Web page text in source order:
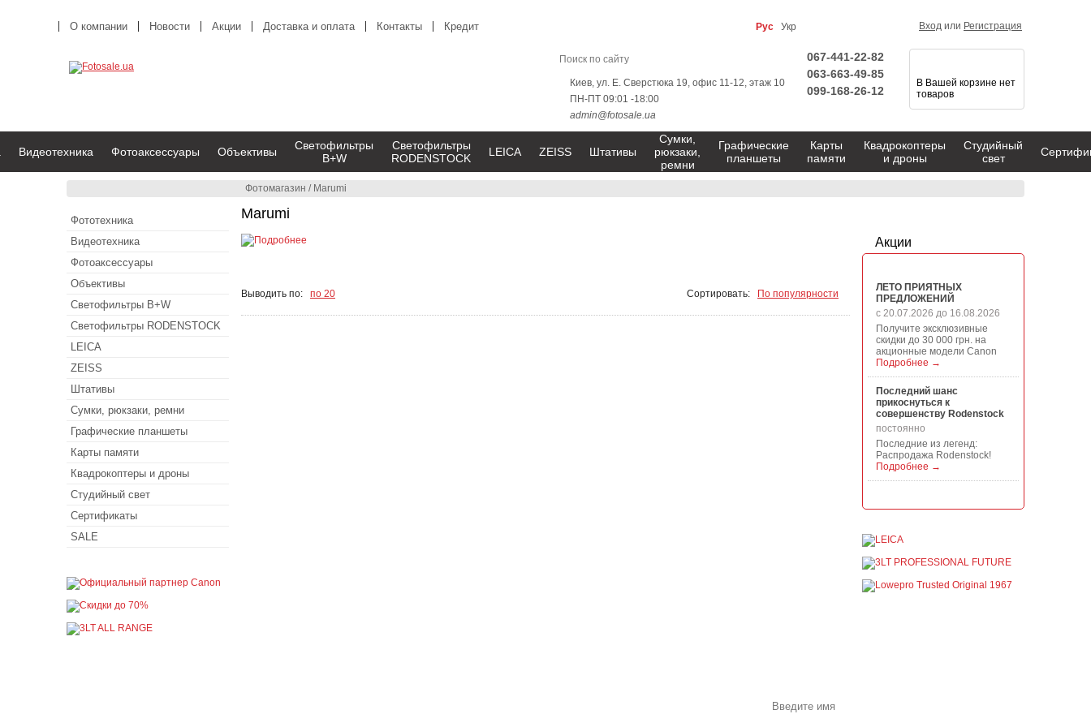
Фотомагазин / Marumi
Marumi
Выводить по: по 20 Сортировать: По популярности
Акции
ЛЕТО ПРИЯТНЫХ
ПРЕДЛОЖЕНИЙ
с 20.07.2026 до 16.08.2026
Получите эксклюзивные
скидки до 30 000 грн. на
акционные модели Canon
Подробнее →
Последний шанс
прикоснуться к
совершенству Rodenstock
постоянно
Последние из легенд:
Распродажа Rodenstock!
Подробнее →
Manfrotto, National
продукции Manfrotto, National
гарантиров...
Подробнее →
О компании Новости Акции Доставка и оплата Контакты Кредит Рус Укр Вход или Регистрация
Киев, ул. Е. Сверстюка 19, офис 11-12, этаж 10
ПН-ПТ 09:01 -18:00
admin@fotosale.ua
067-441-22-82
063-663-49-85
099-168-26-12
В Вашей корзине нет
товаров
Видеотехника Фотоаксессуары Объективы
Светофильтры
B+W
Светофильтры
RODENSTOCK
LEICA ZEISS Штативы
Сумки,
рюкзаки,
ремни
Графические
планшеты
Карты
памяти
Квадрокоптеры
и дроны
Студийный
свет
Фототехника
Видеотехника
Фотоаксессуары
Объективы
Светофильтры B+W
Светофильтры RODENSTOCK
LEICA
ZEISS
Штативы
Сумки, рюкзаки, ремни
Графические планшеты
Карты памяти
Квадрокоптеры и дроны
Студийный свет
Сертификаты
SALE